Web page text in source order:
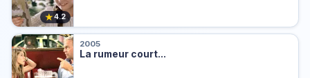
★4.2
2005
La rumeur court...